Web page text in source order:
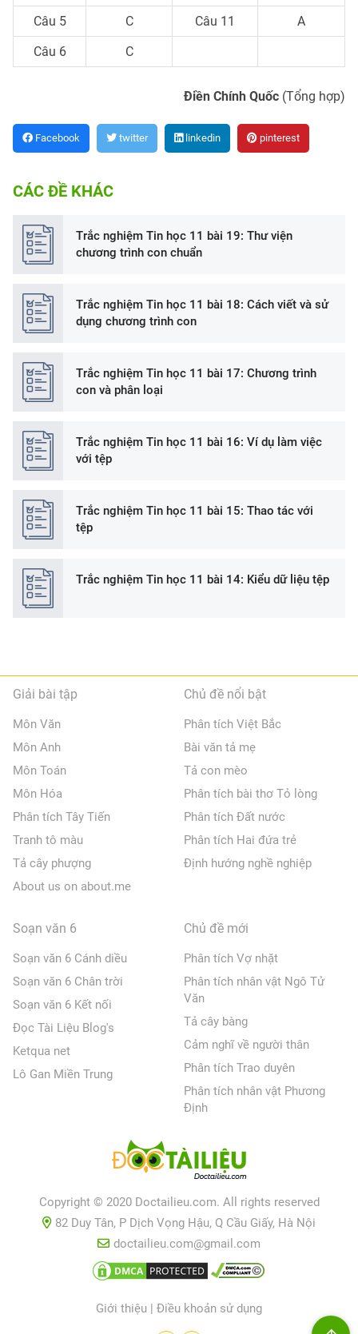
Câu 5
C Câu 11
A
Câu 6
C
Điền Chính Quốc (Tổng hợp)
Facebook twitter linkedin pinterest
CÁC ĐỀ KHÁC
Trắc nghiệm Tin học 11 bài 19: Thư viện
chương trình con chuẩn
Trắc nghiệm Tin học 11 bài 18: Cách viết và sử
dụng chương trình con
Trắc nghiệm Tin học 11 bài 17: Chương trình
con và phân loại
Trắc nghiệm Tin học 11 bài 16: Ví dụ làm việc
với tệp
Trắc nghiệm Tin học 11 bài 15: Thao tác với
tệp
Trắc nghiệm Tin học 11 bài 14: Kiểu dữ liệu tệp
Giải bài tập
Môn Văn
Môn Anh
Môn Toán
Môn Hóa
Phân tích Tây Tiến
Tranh tô màu
Tả cây phượng
About us on about.me
Chủ đề nổi bật
Phân tích Việt Bắc
Bài văn tả mẹ
Tả con mèo
Phân tích bài thơ Tỏ lòng
Phân tích Đất nước
Phân tích Hai đứa trẻ
Định hướng nghề nghiệp
Soạn văn 6
Soạn văn 6 Cánh diều
Soạn văn 6 Chân trời
Soạn văn 6 Kết nối
Đọc Tài Liệu Blog's
Ketqua net
Lô Gan Miền Trung
Chủ đề mới
Phân tích Vợ nhặt
Phân tích nhân vật Ngô Tử
Văn
Tả cây bàng
Cảm nghĩ về người thân
Phân tích Trao duyên
Phân tích nhân vật Phương
Định
Copyright © 2020 Doctailieu.com. All rights reserved
82 Duy Tân, P Dịch Vọng Hậu, Q Cầu Giấy, Hà Nội
doctailieu.com@gmail.com
Giới thiệu | Điều khoản sử dụng